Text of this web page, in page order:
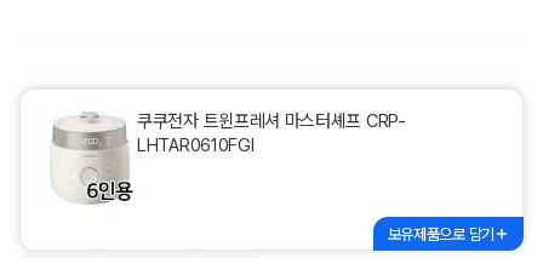
쿠쿠전자 트윈프레셔 마스터셰프 CRP-
LHTAR0610FGI
보유제품으로 담기